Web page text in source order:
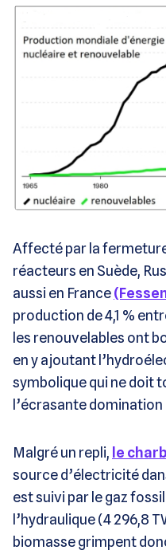
Affecté par la
réacteurs en Suède,
aussi en France
production de 4,1 %
les renouvelables ont
en y ajoutant
symbolique qui ne doit
l’écrasante
Malgré un repli, le
source d’électricité
est suivi par le gaz
l’hydraulique (4 296,8
biomasse grimpent